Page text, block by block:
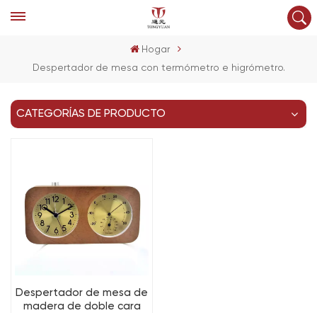
Hogar
Despertador de mesa con termómetro e higrómetro.
CATEGORÍAS DE PRODUCTO
Despertador de mesa de
madera de doble cara